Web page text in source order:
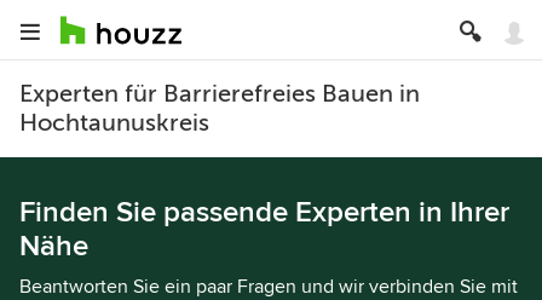
Experten für Barrierefreies Bauen in
Hochtaunuskreis
Finden Sie passende Experten in Ihrer
Nähe
Beantworten Sie ein paar Fragen und wir verbinden Sie mit